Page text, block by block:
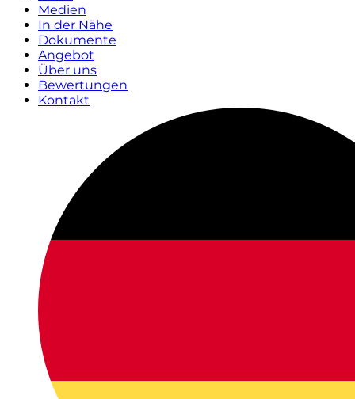
Medien
In der Nähe
Dokumente
Angebot
Über uns
Bewertungen
Kontakt